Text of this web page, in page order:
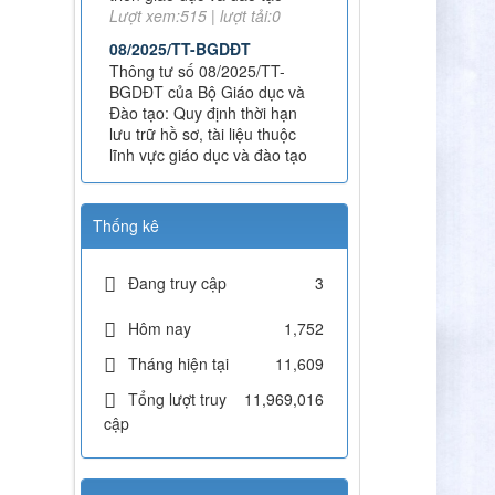
Đào tạo: Quy định thời hạn
lưu trữ hồ sơ, tài liệu thuộc
lĩnh vực giáo dục và đào tạo
Lượt xem:574 | lượt tải:0
112/QĐ-TCĐVHNT&DLNĐ
Quy định quy tắc ứng xử của
nhà giáo trường Cao đẳng
VHNT&DL Nam Định
Lượt xem:153 | lượt tải:101
43/KH-TCĐVHNT&DLNĐ
công tác năm 2026
Lượt xem:246 | lượt tải:147
238/2025/NĐ-CP
Quy định về chính sách học
phí, miễn, giảm, hỗ trợ học
phí, hỗ trợ chi phí học tập và
giá dịch vụ trong lĩnh vực
giáo dục, đào tạo
Lượt xem:348 | lượt tải:225
Thống kê
Đang truy cập 3
Hôm nay
1,752
Tháng hiện tại
11,609
Tổng lượt truy
cập
11,969,016